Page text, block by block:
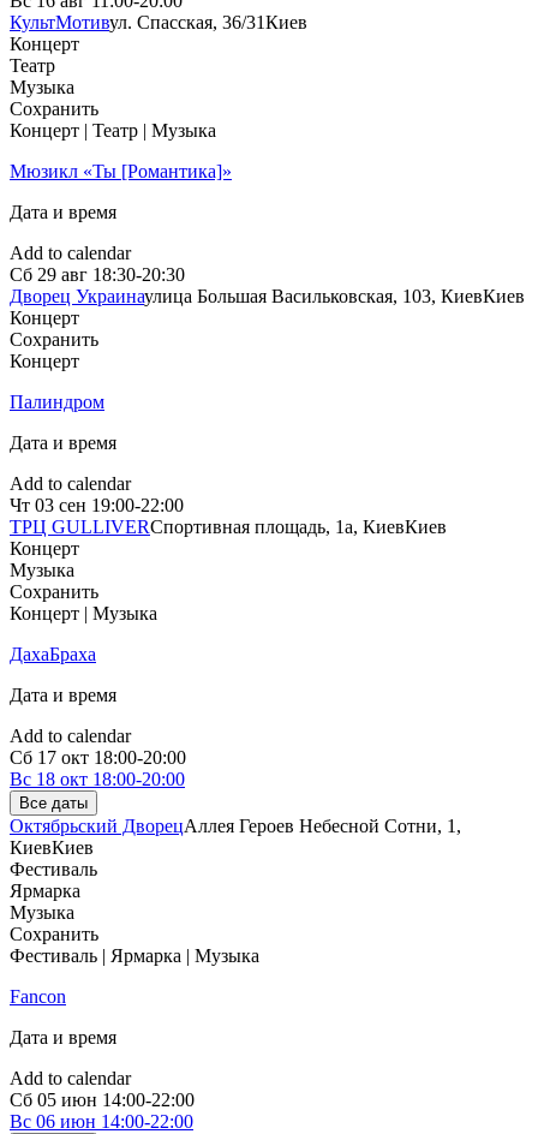
КультМотивул. Спасская, 36/31Киев
Концерт
Театр
Музыка
Сохранить
Концерт | Театр | Музыка
Мюзикл «Ты [Романтика]»
Дата и время
Add to calendar
Сб 29 авг 18:30-20:30
Дворец Украинаулица Большая Васильковская, 103, КиевКиев
Концерт
Сохранить
Концерт
Палиндром
Дата и время
Add to calendar
Чт 03 сен 19:00-22:00
ТРЦ GULLIVERСпортивная площадь, 1a, КиевКиев
Концерт
Музыка
Сохранить
Концерт | Музыка
ДахаБраха
Дата и время
Add to calendar
Сб 17 окт 18:00-20:00
Вс 18 окт 18:00-20:00
Все даты
Октябрьский ДворецАллея Героев Небесной Сотни, 1,
КиевКиев
Фестиваль
Ярмарка
Музыка
Сохранить
Фестиваль | Ярмарка | Музыка
Fancon
Дата и время
Add to calendar
Сб 05 июн 14:00-22:00
Вс 06 июн 14:00-22:00